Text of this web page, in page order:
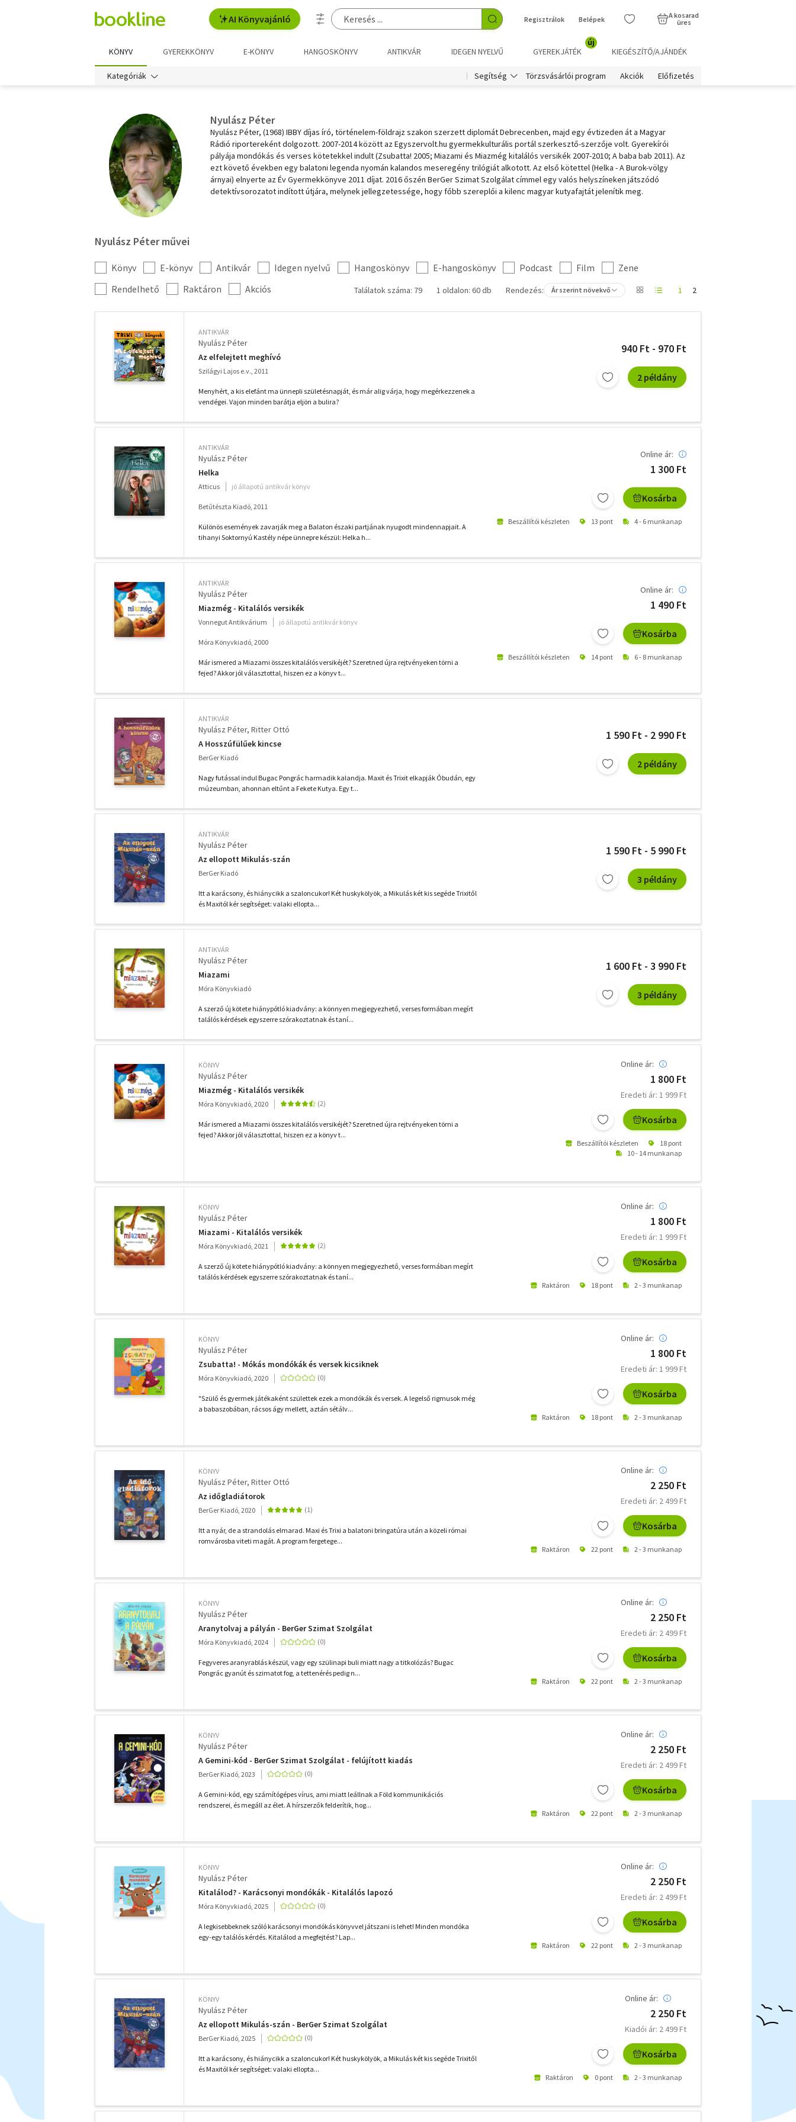
AI Könyvajánló Regisztrálok Belépek
A kosarad
üres
KÖNYV GYEREKKÖNYV E-KÖNYV HANGOSKÖNYV ANTIKVÁR IDEGEN NYELVŰ GYEREKJÁTÉK
új
KIEGÉSZÍTŐ/AJÁNDÉK
Kategóriák Segítség Törzsvásárlói program Akciók Előfizetés
Nyulász Péter
Nyulász Péter, (1968) IBBY díjas író, történelem-földrajz szakon szerzett diplomát Debrecenben, majd egy évtizeden át a Magyar
Rádió riportereként dolgozott. 2007-2014 között az Egyszervolt.hu gyermekkulturális portál szerkesztő-szerzője volt. Gyerekírói
pályája mondókás és verses kötetekkel indult (Zsubatta! 2005; Miazami és Miazmég kitalálós versikék 2007-2010; A baba bab 2011). Az
ezt követő években egy balatoni legenda nyomán kalandos meseregény trilógiát alkotott. Az első kötettel (Helka - A Burok-völgy
árnyai) elnyerte az Év Gyermekkönyve 2011 díjat. 2016 őszén BerGer Szimat Szolgálat címmel egy valós helyszíneken játszódó
detektívsorozatot indított útjára, melynek jellegzetessége, hogy főbb szereplői a kilenc magyar kutyafajtát jelenítik meg.
Nyulász Péter művei
Kategória
szűrés
Könyv E-könyv Antikvár Idegen nyelvű Hangoskönyv E-hangoskönyv Podcast Film
Zene
További
szűrők
Rendelhető Raktáron Akciós Találatok száma: 79 1 oldalon: 60 db Rendezés: Ár szerint növekvő 1 2
ANTIKVÁR
Nyulász Péter
Az elfelejtett meghívó
Szilágyi Lajos e.v., 2011
Menyhért, a kis elefánt ma ünnepli születésnapját, és már alig várja, hogy megérkezzenek a
vendégei. Vajon minden barátja eljön a bulira?
940 Ft - 970 Ft
2 példány
ANTIKVÁR
Nyulász Péter
Helka
Atticus jó állapotú antikvár könyv
Betűtészta Kiadó, 2011
Különös események zavarják meg a Balaton északi partjának nyugodt mindennapjait. A
tihanyi Soktornyú Kastély népe ünnepre készül: Helka h...
Online ár:
1 300 Ft
Kosárba
Beszállítói készleten 13 pont 4 - 6 munkanap
ANTIKVÁR
Nyulász Péter
Miazmég - Kitalálós versikék
Vonnegut Antikvárium jó állapotú antikvár könyv
Móra Könyvkiadó, 2000
Már ismered a Miazami összes kitalálós versikéjét? Szeretned újra rejtvényeken törni a
fejed? Akkor jól választottal, hiszen ez a könyv t...
Online ár:
1 490 Ft
Kosárba
Beszállítói készleten 14 pont 6 - 8 munkanap
ANTIKVÁR
Nyulász Péter Ritter Ottó
A Hosszúfülűek kincse
BerGer Kiadó
Nagy futással indul Bugac Pongrác harmadik kalandja. Maxit és Trixit elkapják Óbudán, egy
múzeumban, ahonnan eltűnt a Fekete Kutya. Egy t...
1 590 Ft - 2 990 Ft
2 példány
ANTIKVÁR
Nyulász Péter
Az ellopott Mikulás-szán
BerGer Kiadó
Itt a karácsony, és hiánycikk a szaloncukor! Két huskykölyök, a Mikulás két kis segéde Trixitől
és Maxitól kér segítséget: valaki ellopta...
1 590 Ft - 5 990 Ft
3 példány
ANTIKVÁR
Nyulász Péter
Miazami
Móra Könyvkiadó
A szerző új kötete hiánypótló kiadvány: a könnyen megjegyezhető, verses formában megírt
találós kérdések egyszerre szórakoztatnak és taní...
1 600 Ft - 3 990 Ft
3 példány
KÖNYV
Nyulász Péter
Miazmég - Kitalálós versikék
Móra Könyvkiadó, 2020
Már ismered a Miazami összes kitalálós versikéjét? Szeretned újra rejtvényeken törni a
fejed? Akkor jól választottal, hiszen ez a könyv t...
Online ár:
1 800 Ft
Eredeti ár: 1 999 Ft
Kosárba
Beszállítói készleten
18 pont
10 - 14 munkanap
KÖNYV
Nyulász Péter
Miazami - Kitalálós versikék
Móra Könyvkiadó, 2021
A szerző új kötete hiánypótló kiadvány: a könnyen megjegyezhető, verses formában megírt
találós kérdések egyszerre szórakoztatnak és taní...
Online ár:
1 800 Ft
Eredeti ár: 1 999 Ft
Kosárba
Raktáron 18 pont 2 - 3 munkanap
KÖNYV
Nyulász Péter
Zsubatta! - Mókás mondókák és versek kicsiknek
Móra Könyvkiadó, 2020
"Szülő és gyermek játékaként születtek ezek a mondókák és versek. A legelső rigmusok még
a babaszobában, rácsos ágy mellett, aztán sétálv...
Online ár:
1 800 Ft
Eredeti ár: 1 999 Ft
Kosárba
Raktáron 18 pont 2 - 3 munkanap
KÖNYV
Nyulász Péter Ritter Ottó
Az időgladiátorok
BerGer Kiadó, 2020
Itt a nyár, de a strandolás elmarad. Maxi és Trixi a balatoni bringatúra után a közeli római
romvárosba viteti magát. A program fergetege...
Online ár:
2 250 Ft
Eredeti ár: 2 499 Ft
Kosárba
Raktáron 22 pont 2 - 3 munkanap
KÖNYV
Nyulász Péter
Aranytolvaj a pályán - BerGer Szimat Szolgálat
Móra Könyvkiadó, 2024
Fegyveres aranyrablás készül, vagy egy szülinapi buli miatt nagy a titkolózás? Bugac
Pongrác gyanút és szimatot fog, a tettenérés pedig n...
Online ár:
2 250 Ft
Eredeti ár: 2 499 Ft
Kosárba
Raktáron 22 pont 2 - 3 munkanap
KÖNYV
Nyulász Péter
A Gemini-kód - BerGer Szimat Szolgálat - felújított kiadás
BerGer Kiadó, 2023
A Gemini-kód, egy számítógépes vírus, ami miatt leállnak a Föld kommunikációs
rendszerei, és megáll az élet. A hírszerzők felderítik, hog...
Online ár:
2 250 Ft
Eredeti ár: 2 499 Ft
Kosárba
Raktáron 22 pont 2 - 3 munkanap
KÖNYV
Nyulász Péter
Kitalálod? - Karácsonyi mondókák - Kitalálós lapozó
Móra Könyvkiadó, 2025
A legkisebbeknek szóló karácsonyi mondókás könyvvel játszani is lehet! Minden mondóka
egy-egy találós kérdés. Kitalálod a megfejtést? Lap...
Online ár:
2 250 Ft
Eredeti ár: 2 499 Ft
Kosárba
Raktáron 22 pont 2 - 3 munkanap
KÖNYV
Nyulász Péter
Az ellopott Mikulás-szán - BerGer Szimat Szolgálat
BerGer Kiadó, 2025
Itt a karácsony, és hiánycikk a szaloncukor! Két huskykölyök, a Mikulás két kis segéde Trixitől
és Maxitól kér segítséget: valaki ellopta...
Online ár:
2 250 Ft
Kiadói ár: 2 499 Ft
Kosárba
Raktáron 0 pont 2 - 3 munkanap